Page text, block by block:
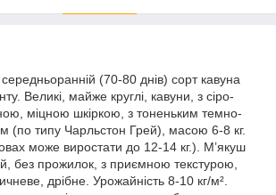
(70-80 днів) сорт кавуна
Великі, майже круглі, кавуни, з сіро-
міцною шкіркою, з тоненьким темно-
(по типу Чарльстон Грей), масою 6-8 кг.
може виростати до 12-14 кг.). М’якуш
без прожилок, з приємною текстурою,
дрібне. Урожайність 8-10 кг/м².